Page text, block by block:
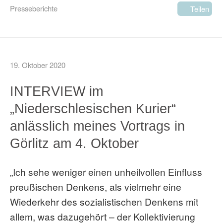
Presseberichte Teilen
19. Oktober 2020
INTERVIEW im
„Niederschlesischen Kurier“
anlässlich meines Vortrags in
Görlitz am 4. Oktober
„Ich sehe weniger einen unheilvollen Einfluss
preußischen Denkens, als vielmehr eine
Wiederkehr des sozialistischen Denkens mit
allem, was dazugehört – der Kollektivierung